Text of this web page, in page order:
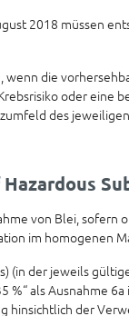
2018 müssen
wenn die
oder eine
des
von Blei, sofern
im homogenen
(in der jeweils
%“ als Ausnahme
hinsichtlich der